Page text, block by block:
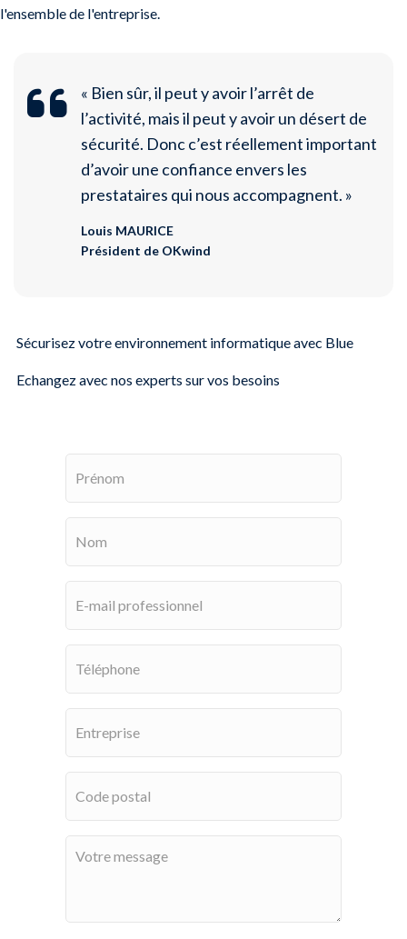
l'ensemble de l'entreprise.
« Bien sûr, il peut y avoir l’arrêt de
l’activité, mais il peut y avoir un désert de
sécurité. Donc c’est réellement important
d’avoir une confiance envers les
prestataires qui nous accompagnent. »
Louis MAURICE
Président de OKwind
Sécurisez votre environnement informatique avec Blue
Echangez avec nos experts sur vos besoins